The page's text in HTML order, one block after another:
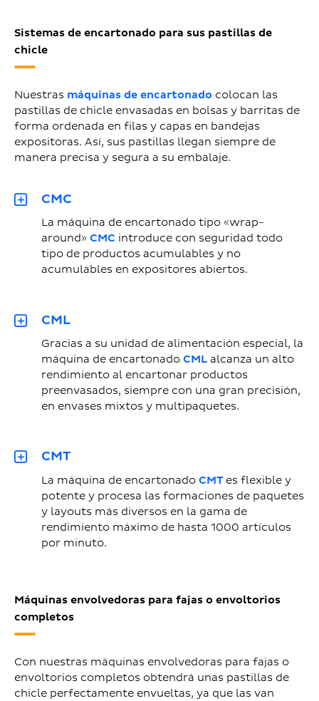
Sistemas de encartonado para sus pastillas de
chicle
Nuestras máquinas de encartonado colocan las
pastillas de chicle envasadas en bolsas y barritas de
forma ordenada en filas y capas en bandejas
expositoras. Así, sus pastillas llegan siempre de
manera precisa y segura a su embalaje.
CMC
La máquina de encartonado tipo «wrap-
around» CMC introduce con seguridad todo
tipo de productos acumulables y no
acumulables en expositores abiertos.
CML
Gracias a su unidad de alimentación especial, la
máquina de encartonado CMLalcanza un alto
rendimiento al encartonar productos
preenvasados, siempre con una gran precisión,
en envases mixtos y multipaquetes.
CMT
La máquina de encartonado CMTes flexible y
potente y procesa las formaciones de paquetes
y layouts más diversos en la gama de
rendimiento máximo de hasta 1000 artículos
por minuto.
Máquinas envolvedoras para fajas o envoltorios
completos
Con nuestras máquinas envolvedoras para fajas o
envoltorios completos obtendrá unas pastillas de
chicle perfectamente envueltas, ya que las van